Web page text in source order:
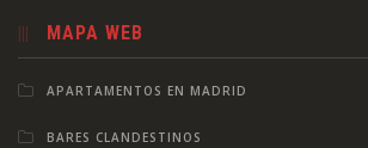
MAPA WEB
APARTAMENTOS EN MADRID
BARES CLANDESTINOS